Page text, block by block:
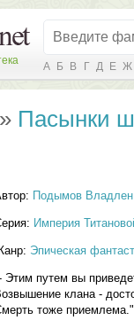
А Б В Г Д Е Ж
» Пасынки
Подымов Владлен
Империя
Эпическая
Этим путем вы
клана -
тоже приемлема."